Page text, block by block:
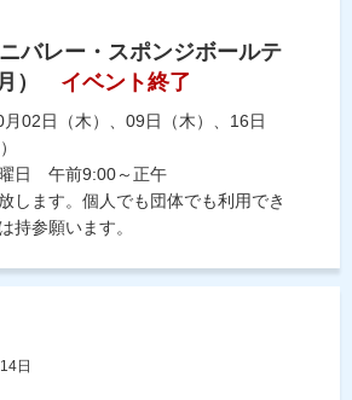
バレー・スポンジボールテ
）
イベント終了
02日（木）、09日（木）、16日
日 午前9:00～正午
します。個人でも団体でも利用でき
持参願います。
日